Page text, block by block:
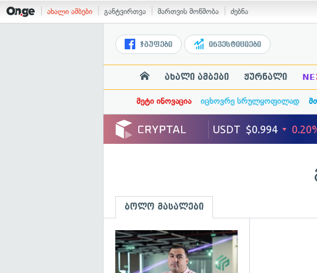
ახალი ამბები განტვირთვა მართვის მოწმობა ძებნა
ჯგუფები ინვესტიციები
ახალი ამბები ჟურნალი NE
მეტი ინოვაცია იცხოვრე სრულყოფილად
ბოლო მასალები